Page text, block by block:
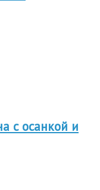
с осанкой и